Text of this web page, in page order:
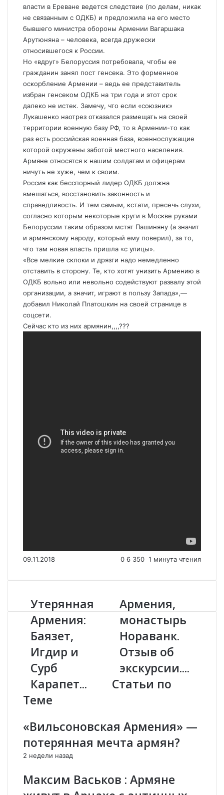
власти в Ереване ведется следствие (по делам, никак
не связанным с ОДКБ) и предложила на его место
бывшего министра обороны Армении Вагаршака
Арутюняна – человека, всегда дружески
относившегося к России.
Но «вдруг» Белоруссия потребовала, чтобы ее
гражданин занял пост генсека. Это форменное
оскорбление Армении – ведь ее представитель
избран генсеком ОДКБ на три года и этот срок
далеко не истек. Замечу, что если «союзник»
Лукашенко наотрез отказался размещать на своей
территории военную базу РФ, то в Армении-то как
раз есть российская военная база, военнослужащие
которой окружены заботой местного населения.
Армяне относятся к нашим солдатам и офицерам
ничуть не хуже, чем к своим.
Россия как бесспорный лидер ОДКБ должна
вмешаться, восстановить законность и
справедливость. И тем самым, кстати, пресечь слухи,
согласно которым некоторые круги в Москве руками
Белоруссии таким образом мстят Пашиняну (а значит
и армянскому народу, который ему поверил), за то,
что там новая власть пришла «с улицы».
«Все мелкие склоки и дрязги надо немедленно
отставить в сторону. Те, кто хотят унизить Армению в
ОДКБ вольно или невольно содействуют развалу этой
организации, а значит, играют в пользу Запада»,—
добавил Николай Платошкин на своей странице в
соцсети.
Сейчас кто из них армянин,,,,???
09.11.2018 0 6 350 1 минута чтения
У
т
е
р
я
н
н
а
я
р
е
и
я
Б
Утерянная
Армения:
Баязет,
Игдир и
Сурб
Карапет...
А
р
м
е
н
и
,
м
ы
Н
Армения,
монастырь
Нораванк.
Отзыв об
экскурсии....
Статьи по
Теме
«Вильсоновская Армения» —
потерянная мечта армян?
2 недели назад
Максим Васьков : Армяне